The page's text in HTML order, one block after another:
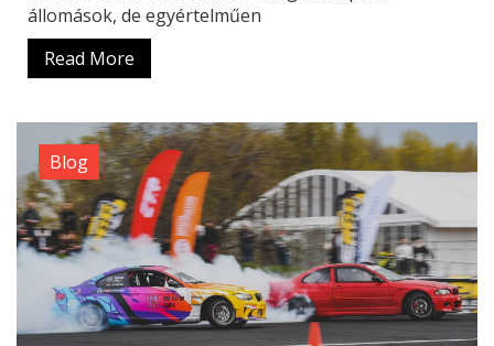
állomások, de egyértelműen
Read More
Blog